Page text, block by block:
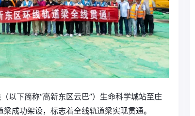
以下简称“高新东区云巴”）生命科学城站至庄
成功架设，标志着全线轨道梁实现贯通。